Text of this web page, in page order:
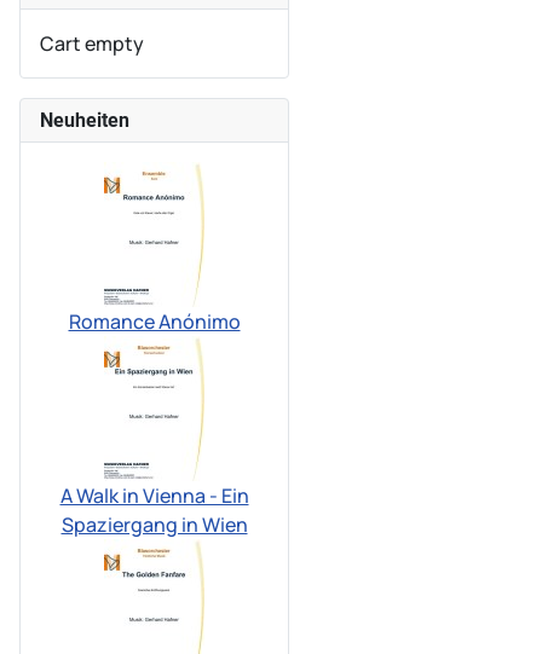
Cart empty
Neuheiten
Romance Anónimo
A Walk in Vienna - Ein
Spaziergang in Wien